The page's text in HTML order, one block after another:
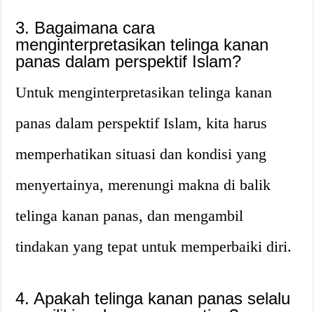
3. Bagaimana cara
menginterpretasikan telinga kanan
panas dalam perspektif Islam?
Untuk menginterpretasikan telinga kanan
panas dalam perspektif Islam, kita harus
memperhatikan situasi dan kondisi yang
menyertainya, merenungi makna di balik
telinga kanan panas, dan mengambil
tindakan yang tepat untuk memperbaiki diri.
4. Apakah telinga kanan panas selalu